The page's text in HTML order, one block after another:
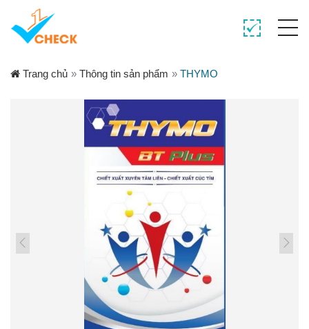
Trang chủ » Thông tin sản phẩm » THYMO